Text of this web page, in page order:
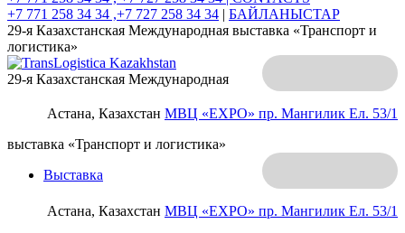
+7 771 258 34 34 ,+7 727 258 34 34 | БАЙЛАНЫСТАР
29-я Казахстанская Международная выставка «Транспорт и
логистика»
Астана, Казахстан МВЦ «EXPO» пр. Мангилик Ел. 53/1
29-я Казахстанская Международная
выставка «Транспорт и логистика»
Астана, Казахстан МВЦ «EXPO» пр. Мангилик Ел. 53/1
Выставка